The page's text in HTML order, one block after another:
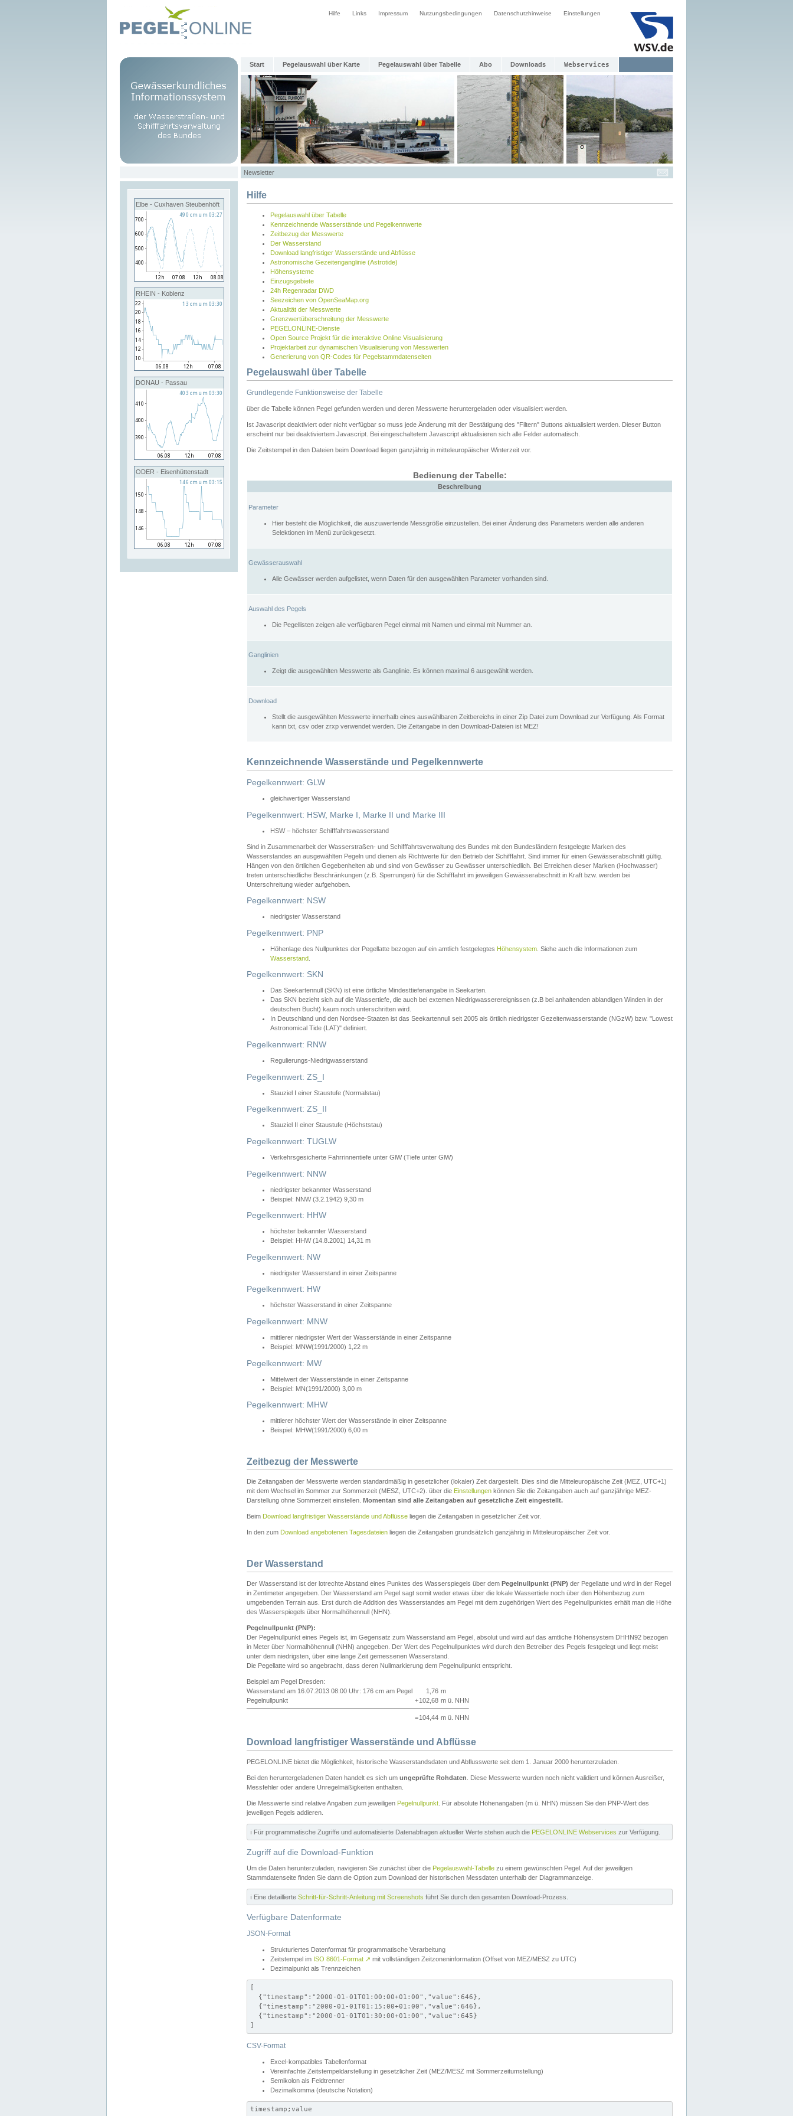
Hilfe Links Impressum Nutzungsbedingungen Datenschutzhinweise Einstellungen
Start Pegelauswahl über Karte Pegelauswahl über Tabelle Abo Downloads Webservices
Newsletter
Elbe - Cuxhaven Steubenhöft
RHEIN - Koblenz
DONAU - Passau
ODER - Eisenhüttenstadt
Hilfe
Pegelauswahl über Tabelle
Kennzeichnende Wasserstände und Pegelkennwerte
Zeitbezug der Messwerte
Der Wasserstand
Download langfristiger Wasserstände und Abflüsse
Astronomische Gezeitenganglinie (Astrotide)
Höhensysteme
Einzugsgebiete
24h Regenradar DWD
Seezeichen von OpenSeaMap.org
Aktualität der Messwerte
Grenzwertüberschreitung der Messwerte
PEGELONLINE-Dienste
Open Source Projekt für die interaktive Online Visualisierung
Projektarbeit zur dynamischen Visualisierung von Messwerten
Generierung von QR-Codes für Pegelstammdatenseiten
Pegelauswahl über Tabelle
Grundlegende Funktionsweise der Tabelle
über die Tabelle können Pegel gefunden werden und deren Messwerte heruntergeladen oder visualisiert werden.
Ist Javascript deaktiviert oder nicht verfügbar so muss jede Änderung mit der Bestätigung des "Filtern" Buttons aktualisiert werden. Dieser Button
erscheint nur bei deaktiviertem Javascript. Bei eingeschaltetem Javascript aktualisieren sich alle Felder automatisch.
Die Zeitstempel in den Dateien beim Download liegen ganzjährig in mitteleuropäischer Winterzeit vor.
Bedienung der Tabelle:
Beschreibung
Parameter
Hier besteht die Möglichkeit, die auszuwertende Messgröße einzustellen. Bei einer Änderung des Parameters werden alle anderen
Selektionen im Menü zurückgesetzt.
Gewässerauswahl
Alle Gewässer werden aufgelistet, wenn Daten für den ausgewählten Parameter vorhanden sind.
Auswahl des Pegels
Die Pegellisten zeigen alle verfügbaren Pegel einmal mit Namen und einmal mit Nummer an.
Ganglinien
Zeigt die ausgewählten Messwerte als Ganglinie. Es können maximal 6 ausgewählt werden.
Download
Stellt die ausgewählten Messwerte innerhalb eines auswählbaren Zeitbereichs in einer Zip Datei zum Download zur Verfügung. Als Format
kann txt, csv oder zrxp verwendet werden. Die Zeitangabe in den Download-Dateien ist MEZ!
Kennzeichnende Wasserstände und Pegelkennwerte
Pegelkennwert: GLW
gleichwertiger Wasserstand
Pegelkennwert: HSW, Marke I, Marke II und Marke III
HSW – höchster Schifffahrtswasserstand
Sind in Zusammenarbeit der Wasserstraßen- und Schifffahrtsverwaltung des Bundes mit den Bundesländern festgelegte Marken des
Wasserstandes an ausgewählten Pegeln und dienen als Richtwerte für den Betrieb der Schifffahrt. Sind immer für einen Gewässerabschnitt gültig.
Hängen von den örtlichen Gegebenheiten ab und sind von Gewässer zu Gewässer unterschiedlich. Bei Erreichen dieser Marken (Hochwasser)
treten unterschiedliche Beschränkungen (z.B. Sperrungen) für die Schifffahrt im jeweiligen Gewässerabschnitt in Kraft bzw. werden bei
Unterschreitung wieder aufgehoben.
Pegelkennwert: NSW
niedrigster Wasserstand
Pegelkennwert: PNP
Höhenlage des Nullpunktes der Pegellatte bezogen auf ein amtlich festgelegtes Höhensystem . Siehe auch die Informationen zum
Wasserstand
Pegelkennwert: SKN
Das Seekartennull (SKN) ist eine örtliche Mindesttiefenangabe in Seekarten.
Das SKN bezieht sich auf die Wassertiefe, die auch bei extemen Niedrigwasserereignissen (z.B bei anhaltenden ablandigen Winden in der
deutschen Bucht) kaum noch unterschritten wird.
In Deutschland und den Nordsee-Staaten ist das Seekartennull seit 2005 als örtlich niedrigster Gezeitenwasserstande (NGzW) bzw. "Lowest
Astronomical Tide (LAT)" definiert.
Pegelkennwert: RNW
Regulierungs-Niedrigwasserstand
Pegelkennwert: ZS_I
Stauziel I einer Staustufe (Normalstau)
Pegelkennwert: ZS_II
Stauziel II einer Staustufe (Höchststau)
Pegelkennwert: TUGLW
Verkehrsgesicherte Fahrrinnentiefe unter GlW (Tiefe unter GlW)
Pegelkennwert: NNW
niedrigster bekannter Wasserstand
Beispiel: NNW (3.2.1942) 9,30 m
Pegelkennwert: HHW
höchster bekannter Wasserstand
Beispiel: HHW (14.8.2001) 14,31 m
Pegelkennwert: NW
niedrigster Wasserstand in einer Zeitspanne
Pegelkennwert: HW
höchster Wasserstand in einer Zeitspanne
Pegelkennwert: MNW
mittlerer niedrigster Wert der Wasserstände in einer Zeitspanne
Beispiel: MNW(1991/2000) 1,22 m
Pegelkennwert: MW
Mittelwert der Wasserstände in einer Zeitspanne
Beispiel: MN(1991/2000) 3,00 m
Pegelkennwert: MHW
mittlerer höchster Wert der Wasserstände in einer Zeitspanne
Beispiel: MHW(1991/2000) 6,00 m
Zeitbezug der Messwerte
Die Zeitangaben der Messwerte werden standardmäßig in gesetzlicher (lokaler) Zeit dargestellt. Dies sind die Mitteleuropäische Zeit (MEZ, UTC+1)
mit dem Wechsel im Sommer zur Sommerzeit (MESZ, UTC+2). über die Einstellungen können Sie die Zeitangaben auch auf ganzjährige MEZ-
Darstellung ohne Sommerzeit einstellen. Momentan sind alle Zeitangaben auf gesetzliche Zeit eingestellt.
Beim Download langfristiger Wasserstände und Abflüsse liegen die Zeitangaben in gesetzlicher Zeit vor.
In den zum Download angebotenen Tagesdateien liegen die Zeitangaben grundsätzlich ganzjährig in Mitteleuropäischer Zeit vor.
Der Wasserstand
Der Wasserstand ist der lotrechte Abstand eines Punktes des Wasserspiegels über dem Pegelnullpunkt (PNP) der Pegellatte und wird in der Regel
in Zentimeter angegeben. Der Wasserstand am Pegel sagt somit weder etwas über die lokale Wassertiefe noch über den Höhenbezug zum
umgebenden Terrain aus. Erst durch die Addition des Wasserstandes am Pegel mit dem zugehörigen Wert des Pegelnullpunktes erhält man die Höhe
des Wasserspiegels über Normalhöhennull (NHN).
Pegelnullpunkt (PNP):
Der Pegelnullpunkt eines Pegels ist, im Gegensatz zum Wasserstand am Pegel, absolut und wird auf das amtliche Höhensystem DHHN92 bezogen
in Meter über Normalhöhennull (NHN) angegeben. Der Wert des Pegelnullpunktes wird durch den Betreiber des Pegels festgelegt und liegt meist
unter dem niedrigsten, über eine lange Zeit gemessenen Wasserstand.
Die Pegellatte wird so angebracht, dass deren Nullmarkierung dem Pegelnullpunkt entspricht.
Beispiel am Pegel Dresden:
Wasserstand am 16.07.2013 08:00 Uhr: 176 cm am Pegel
1,76 m
Pegelnullpunkt
+102,68 m ü. NHN
=104,44 m ü. NHN
Download langfristiger Wasserstände und Abflüsse
PEGELONLINE bietet die Möglichkeit, historische Wasserstandsdaten und Abflusswerte seit dem 1. Januar 2000 herunterzuladen.
Bei den heruntergeladenen Daten handelt es sich um ungeprüfte Rohdaten . Diese Messwerte wurden noch nicht validiert und können Ausreißer,
Messfehler oder andere Unregelmäßigkeiten enthalten.
Die Messwerte sind relative Angaben zum jeweiligen Pegelnullpunkt . Für absolute Höhenangaben (m ü. NHN) müssen Sie den PNP-Wert des
jeweiligen Pegels addieren.
ℹ️ Für programmatische Zugriffe und automatisierte Datenabfragen aktueller Werte stehen auch die PEGELONLINE Webservices zur Verfügung.
Zugriff auf die Download-Funktion
Um die Daten herunterzuladen, navigieren Sie zunächst über die Pegelauswahl-Tabelle zu einem gewünschten Pegel. Auf der jeweiligen
Stammdatenseite finden Sie dann die Option zum Download der historischen Messdaten unterhalb der Diagrammanzeige.
ℹ️ Eine detaillierte Schritt-für-Schritt-Anleitung mit Screenshots führt Sie durch den gesamten Download-Prozess.
Verfügbare Datenformate
JSON-Format
Strukturiertes Datenformat für programmatische Verarbeitung
Zeitstempel im ISO 8601-Format ↗ mit vollständigen Zeitzoneninformation (Offset von MEZ/MESZ zu UTC)
Dezimalpunkt als Trennzeichen
[
  {"timestamp":"2000-01-01T01:00:00+01:00","value":646},
  {"timestamp":"2000-01-01T01:15:00+01:00","value":646},
  {"timestamp":"2000-01-01T01:30:00+01:00","value":645}
]
CSV-Format
Excel-kompatibles Tabellenformat
Vereinfachte Zeitstempeldarstellung in gesetzlicher Zeit (MEZ/MESZ mit Sommerzeitumstellung)
Semikolon als Feldtrenner
Dezimalkomma (deutsche Notation)
timestamp;value